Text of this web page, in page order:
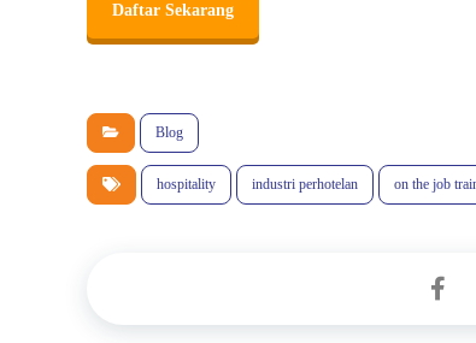
Daftar Sekarang
Blog
hospitality industri perhotelan on the job